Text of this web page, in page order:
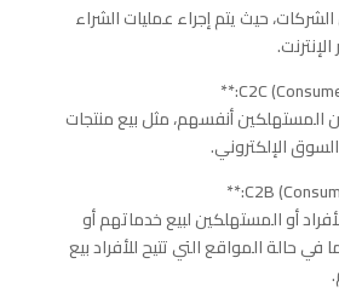
حيث يتم إجراء عمليات الشراء
المستهلكين أنفسهم، مثل بيع منتجات
الإلكتروني.
أو المستهلكين لبيع خدماتهم أو
في حالة المواقع التي تتيح للأفراد بيع